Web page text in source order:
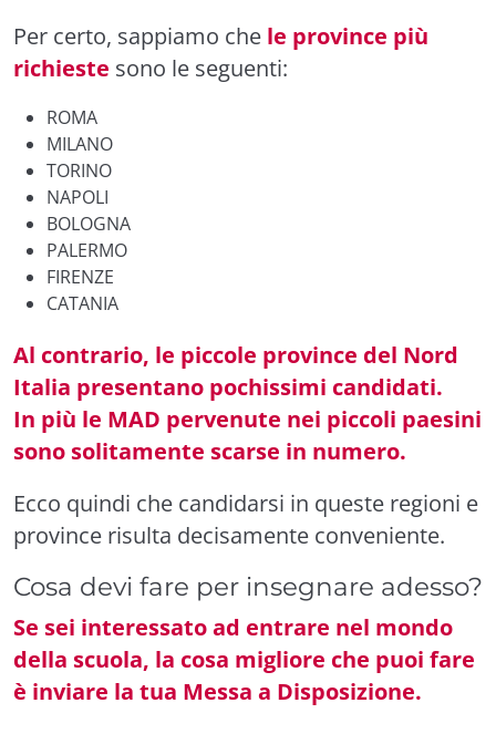
Per certo, sappiamo che le province più
richieste sono le seguenti:
ROMA
MILANO
TORINO
NAPOLI
BOLOGNA
PALERMO
FIRENZE
CATANIA
Al contrario, le piccole province del Nord
Italia presentano pochissimi candidati.
In più le MAD pervenute nei piccoli paesini
sono solitamente scarse in numero.
Ecco quindi che candidarsi in queste regioni e
province risulta decisamente conveniente.
Cosa devi fare per insegnare adesso?
Se sei interessato ad entrare nel mondo
della scuola, la cosa migliore che puoi fare
è inviare la tua Messa a Disposizione.